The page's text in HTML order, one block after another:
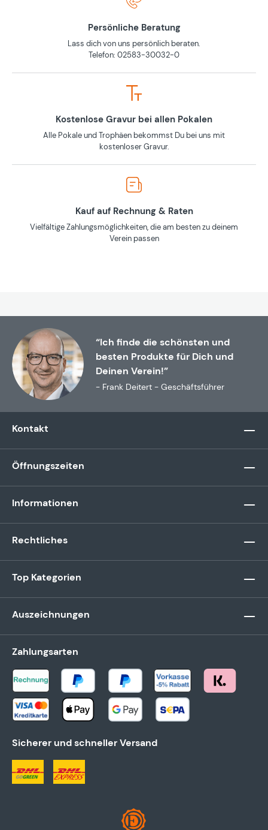
Persönliche Beratung
Lass dich von uns persönlich beraten.
Telefon: 02583-30032-0
Kostenlose Gravur bei allen Pokalen
Alle Pokale und Trophäen bekommst Du bei uns mit
kostenloser Gravur.
Kauf auf Rechnung & Raten
Vielfältige Zahlungsmöglichkeiten, die am besten zu deinem
Verein passen
“Ich finde die schönsten und
besten Produkte für Dich und
Deinen Verein!”
- Frank Deitert - Geschäftsführer
Kontakt
Öffnungszeiten
Informationen
Rechtliches
Top Kategorien
Auszeichnungen
Zahlungsarten
Sicherer und schneller Versand